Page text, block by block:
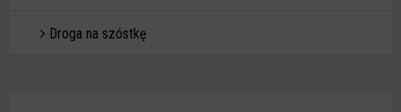
Droga na szóstkę